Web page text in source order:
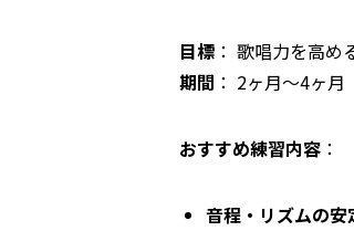
目標 ： 歌唱力を高め
期間 ： 2ヶ月～4ヶ月
おすすめ練習内容 ：
音程・リズムの安